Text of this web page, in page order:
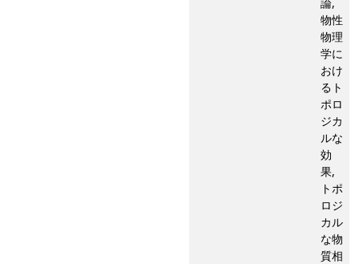
物性
物理
学に
おけ
るト
ポロ
ジカ
ルな
効
果,
トポ
ロジ
カル
な物
質相